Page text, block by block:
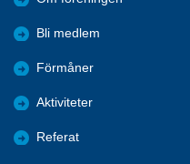
Bli medlem
Förmåner
Aktiviteter
Referat